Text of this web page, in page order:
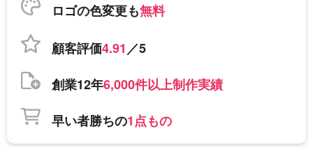
ロゴの色変更も無料
顧客評価4.91／5
創業12年6,000件以上制作実績
早い者勝ちの1点もの